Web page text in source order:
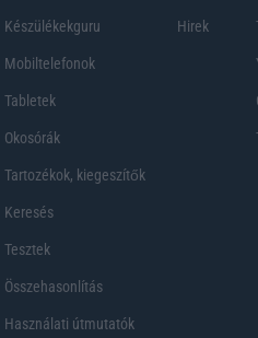
Készülékekguru
Mobiltelefonok
Tabletek
Okosórák
Tartozékok, kiegeszítők
Keresés
Tesztek
Összehasonlítás
Használati útmutatók
Hirek